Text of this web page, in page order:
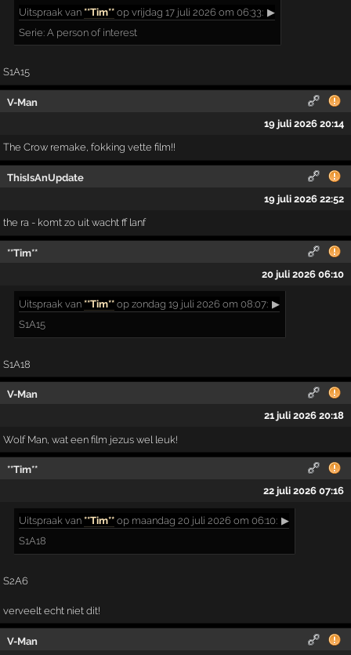
Uitspraak van**Tim** op vrijdag 17 juli 2026 om 06:33: ▶
Serie: A person of interest
S1A15
V-Man
19 juli 2026 20:14
The Crow remake, fokking vette film!!
ThisIsAnUpdate
19 juli 2026 22:52
the ra - komt zo uit wacht ff lanf
**Tim**
20 juli 2026 06:10
Uitspraak van**Tim** op zondag 19 juli 2026 om 08:07: ▶
S1A15
S1A18
V-Man
21 juli 2026 20:18
Wolf Man, wat een film jezus wel leuk!
**Tim**
22 juli 2026 07:16
Uitspraak van**Tim** op maandag 20 juli 2026 om 06:10: ▶
S1A18
S2A6
verveelt echt niet dit!
V-Man